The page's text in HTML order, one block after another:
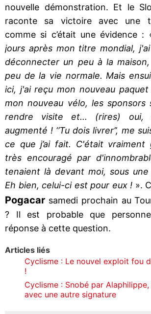
nouvelle démonstration. Et le
raconte sa victoire avec une
comme si c’était une évidence :
jours après mon titre mondial,
déconnecter un peu à la
peu de la vie normale. Mais
ici, j'ai reçu mon nouveau
mon nouveau vélo, les sponsors
rendre visite et... (rires) oui,
augmenté ! ‘’Tu dois livrer’’, me
ce que j’ai fait. C'était vraiment
très encouragé par
tenaient là devant moi, sous
Eh bien, celui-ci est pour eux ! ».
Pogacar samedi prochain au
? Il est probable que
réponse à cette question.
Articles liés
Cyclisme : Le nouvel exploit fou
!
Cyclisme : Snobé par
avec une autre signature